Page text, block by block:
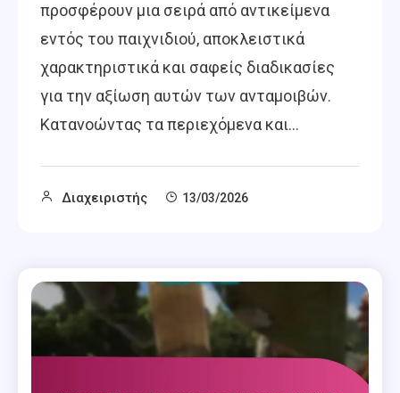
προσφέρουν μια σειρά από αντικείμενα
εντός του παιχνιδιού, αποκλειστικά
χαρακτηριστικά και σαφείς διαδικασίες
για την αξίωση αυτών των ανταμοιβών.
Κατανοώντας τα περιεχόμενα και…
Διαχειριστής 13/03/2026